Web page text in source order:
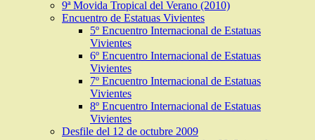
9ª Movida Tropical del Verano (2010)
Encuentro de Estatuas Vivientes
5º Encuentro Internacional de Estatuas
Vivientes
6º Encuentro Internacional de Estatuas
Vivientes
7º Encuentro Internacional de Estatuas
Vivientes
8º Encuentro Internacional de Estatuas
Vivientes
Desfile del 12 de octubre 2009